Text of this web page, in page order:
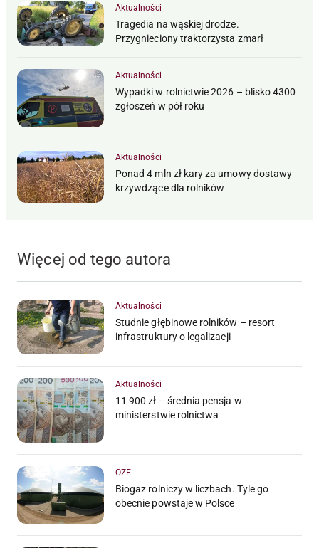
Aktualności
Tragedia na wąskiej drodze.
Przygnieciony traktorzysta zmarł
Aktualności
Wypadki w rolnictwie 2026 – blisko 4300
zgłoszeń w pół roku
Aktualności
Ponad 4 mln zł kary za umowy dostawy
krzywdzące dla rolników
Więcej od tego autora
Aktualności
Studnie głębinowe rolników – resort
infrastruktury o legalizacji
Aktualności
11 900 zł – średnia pensja w
ministerstwie rolnictwa
OZE
Biogaz rolniczy w liczbach. Tyle go
obecnie powstaje w Polsce